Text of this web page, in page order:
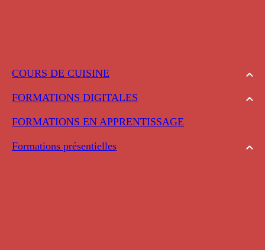
COURS DE CUISINE
FORMATIONS DIGITALES
FORMATIONS EN APPRENTISSAGE
Formations présentielles